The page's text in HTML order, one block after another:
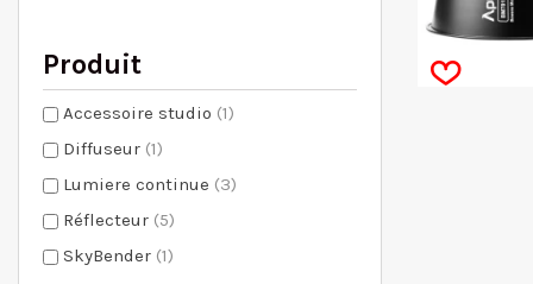
Produit
Accessoire studio (1)
Diffuseur (1)
Lumiere continue (3)
Réflecteur (5)
SkyBender (1)